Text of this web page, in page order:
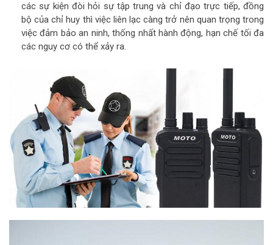
các sự kiện đòi hỏi sự tập trung và chỉ đạo trực tiếp, đồng
bộ của chỉ huy thì việc liên lạc càng trở nên quan trọng trong
việc đảm bảo an ninh, thống nhất hành động, hạn chế tối đa
các nguy cơ có thể xảy ra.